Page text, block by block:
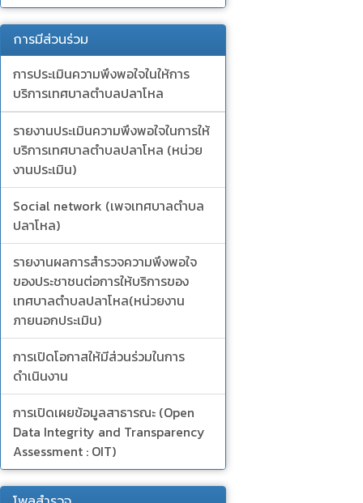
การมีส่วนร่วม
การประเมินความพึงพอใจในให้การ
บริการเทศบาลตำบลปลาโหล
รายงานประเมินความพึงพอใจในการให้
บริการเทศบาลตำบลปลาโหล (หน่วย
งานประเมิน)
Social network (เพจเทศบาลตำบล
ปลาโหล)
รายงานผลการสำรวจความพึงพอใจ
ของประชาชนต่อการให้บริการของ
เทศบาลตำบลปลาโหล(หน่วยงาน
ภายนอกประเมิน)
การเปิดโอกาสให้มีส่วนร่วมในการ
ดำเนินงาน
การเปิดเผยข้อมูลสาธารณะ (Open
Data Integrity and Transparency
Assessment : OIT)